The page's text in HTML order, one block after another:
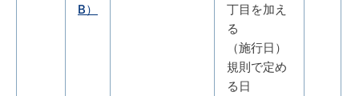
B）
丁目を加え
る
（施行日）
規則で定め
る日